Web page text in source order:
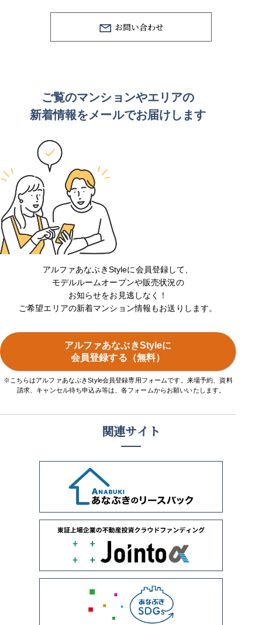
お問い合わせ
ご覧のマンションやエリアの
新着情報をメールでお届けします
アルファあなぶきStyleに会員登録して、
モデルルームオープンや販売状況の
お知らせをお見逃しなく！
ご希望エリアの新着マンション情報もお送りします。
アルファあなぶきStyleに
会員登録する（無料）
※こちらはアルファあなぶきStyle会員登録専用フォームです。来場予約、資料
請求、キャンセル待ち申込み等は、各フォームからお願いいたします。
関連サイト